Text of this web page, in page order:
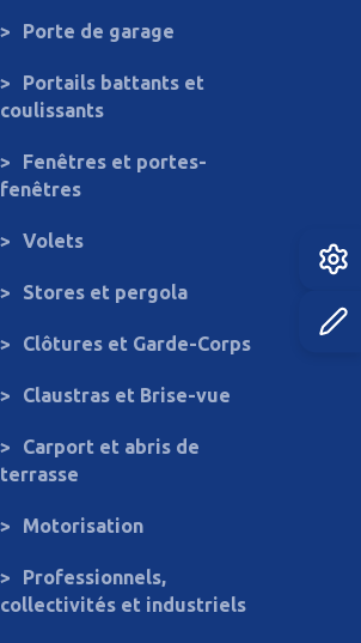
Porte de garage
Portails battants et
coulissants
Fenêtres et portes-
fenêtres
Volets
Stores et pergola
Clôtures et Garde-Corps
Claustras et Brise-vue
Carport et abris de
terrasse
Motorisation
Professionnels,
collectivités et industriels